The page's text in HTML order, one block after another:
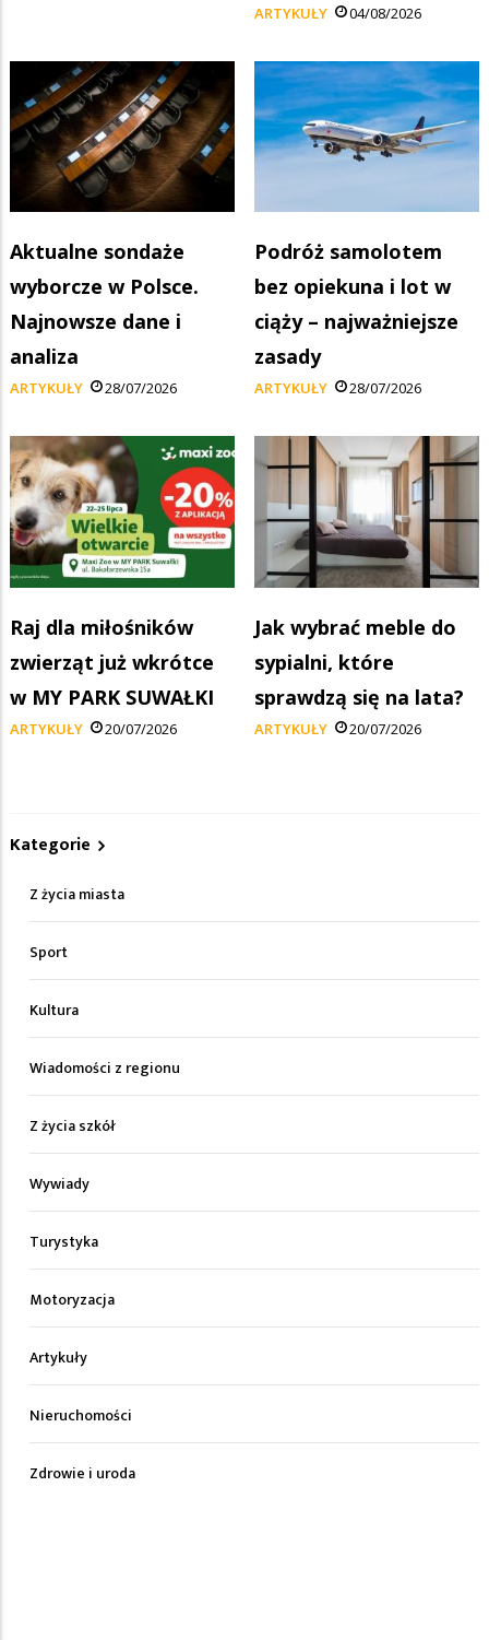
ARTYKUŁY 04/08/2026
Aktualne sondaże
wyborcze w Polsce.
Najnowsze dane i
analiza
ARTYKUŁY 28/07/2026
Podróż samolotem
bez opiekuna i lot w
ciąży – najważniejsze
zasady
ARTYKUŁY 28/07/2026
Raj dla miłośników
zwierząt już wkrótce
w MY PARK SUWAŁKI
ARTYKUŁY 20/07/2026
Jak wybrać meble do
sypialni, które
sprawdzą się na lata?
ARTYKUŁY 20/07/2026
Kategorie
Z życia miasta
Sport
Kultura
Wiadomości z regionu
Z życia szkół
Wywiady
Turystyka
Motoryzacja
Artykuły
Nieruchomości
Zdrowie i uroda